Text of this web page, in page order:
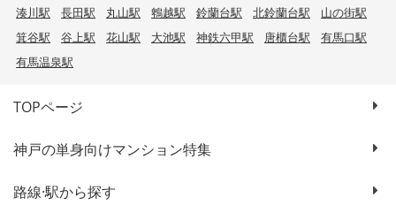
湊川駅 長田駅 丸山駅 鵯越駅 鈴蘭台駅 北鈴蘭台駅
山の街駅
箕谷駅
谷上駅 花山駅 大池駅 神鉄六甲駅 唐櫃台駅
有馬口駅
有馬温泉駅
TOPページ
神戸の単身向けマンション特集
路線·駅から探す